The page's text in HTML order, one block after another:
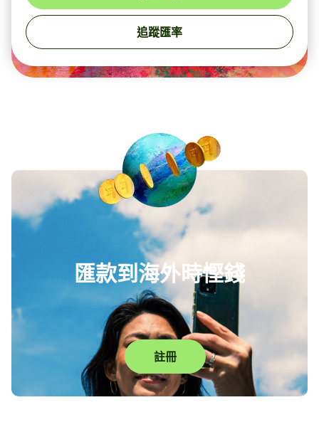
追蹤匯率
匯款到海外時慳錢
註冊